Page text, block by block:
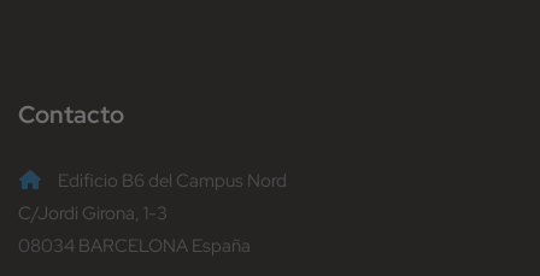
Contacto
Edificio B6 del Campus Nord
C/Jordi Girona, 1-3
08034 BARCELONA España